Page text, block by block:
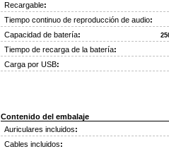
Recargable:
Tiempo continuo de reproducción de audio:
Capacidad de batería:
Tiempo de recarga de la batería:
Carga por USB:
Contenido del embalaje
Auriculares incluidos:
Cables incluidos: